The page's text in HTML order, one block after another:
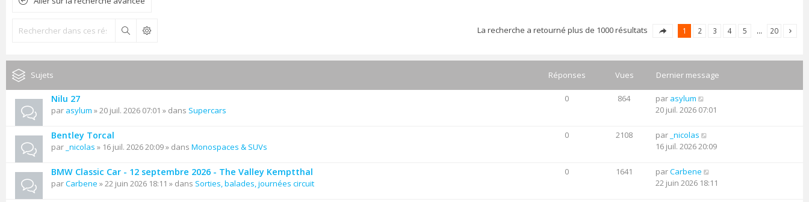
Rechercher La recherche a retourné plus de 1000 résultats 1 2 3 4 5 … 20
Sujets Réponses Vues Dernier message
Nilu 27
par asylum » 20 juil. 2026 07:01 » dans Supercars
0 864 par asylum
20 juil. 2026 07:01
Bentley Torcal
par _nicolas » 16 juil. 2026 20:09 » dans Monospaces & SUVs
0 2108 par _nicolas
16 juil. 2026 20:09
BMW Classic Car - 12 septembre 2026 - The Valley Kemptthal
parCarbene » 22 juin 2026 18:11 » dans Sorties, balades, journées circuit
0 1641 parCarbene
22 juin 2026 18:11